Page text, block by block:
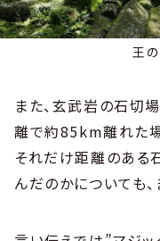
王
また、玄武岩の石切
離で約85km離れた
それだけ距離のある
んだのかについても